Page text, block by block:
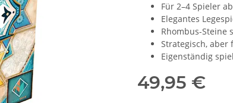
Für 2–4 Spieler
Elegantes
Rhombus-Steine
Strategisch,
Eigenständig
49,95 €